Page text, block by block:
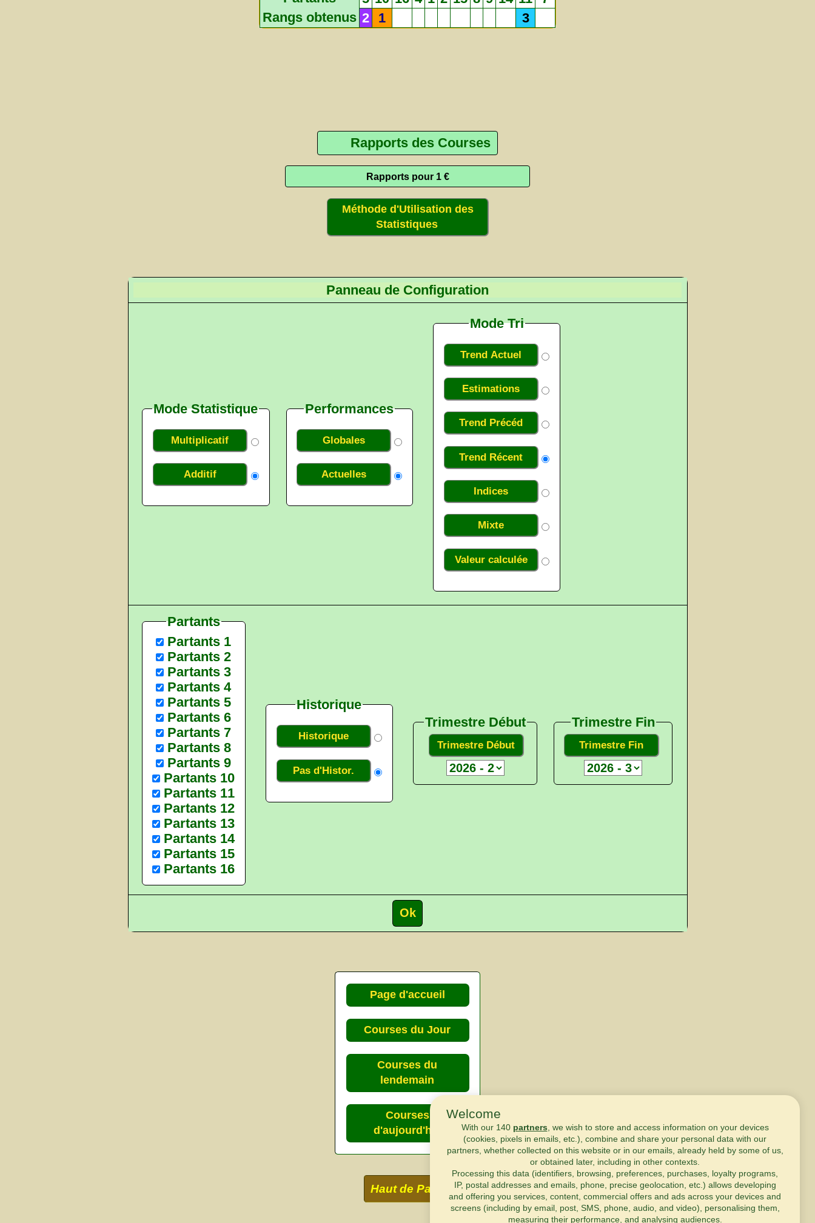
Rangs obtenus 2 1 3
Rapports des Courses
Rapports pour 1 €
Méthode d'Utilisation des
Statistiques
Panneau de Configuration
Mode Statistique
Multiplicatif
Additif
Performances
Globales
Actuelles
Mode Tri
Trend Actuel
Estimations
Trend Précéd
Trend Récent
Indices
Mixte
Valeur calculée
Partants
Partants 1
Partants 2
Partants 3
Partants 4
Partants 5
Partants 6
Partants 7
Partants 8
Partants 9
Partants 10
Partants 11
Partants 12
Partants 13
Partants 14
Partants 15
Partants 16
Historique
Historique
Pas d'Histor.
Trimestre Début
Trimestre Début
Trimestre Fin
Trimestre Fin
Page d'accueil
Courses du Jour
Courses du
lendemain
Courses
d'aujourd'hui
Haut de Page
Welcome
With our 140 partners, we wish to store and access information on your devices
(cookies, pixels in emails, etc.), combine and share your personal data with our
partners, whether collected on this website or in our emails, already held by some of us,
or obtained later, including in other contexts.
Processing this data (identifiers, browsing, preferences, purchases, loyalty programs,
IP, postal addresses and emails, phone, precise geolocation, etc.) allows developing
and offering you services, content, commercial offers and ads across your devices and
screens (including by email, post, SMS, phone, audio, and video), personalising them,
measuring their performance, and analysing audiences.